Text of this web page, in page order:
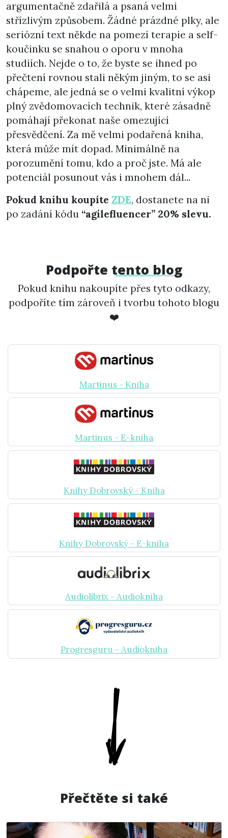
argumentačně zdařilá a psaná velmi
střízlivým způsobem. Žádné prázdné plky, ale
seriózní text někde na pomezí terapie a self-
koučinku se snahou o oporu v mnoha
studiích. Nejde o to, že byste se ihned po
přečtení rovnou stali někým jiným, to se asi
chápeme, ale jedná se o velmi kvalitní výkop
plný zvědomovacích technik, které zásadně
pomáhají překonat naše omezující
přesvědčení. Za mě velmi podařená kniha,
která může mít dopad. Minimálně na
porozumění tomu, kdo a proč jste. Má ale
potenciál posunout vás i mnohem dál...
Pokud knihu koupíte ZDE, dostanete na ni
po zadání kódu “agilefluencer” 20% slevu.
Podpořte tento blog
Pokud knihu nakoupíte přes tyto odkazy,
podpoříte tím zároveň i tvorbu tohoto blogu
❤️
Martinus - Kniha
Martinus - E-kniha
Knihy Dobrovský - Kniha
Knihy Dobrovský - E-kniha
Audiolibrix - Audiokniha
Progresguru - Audiokniha
Přečtěte si také